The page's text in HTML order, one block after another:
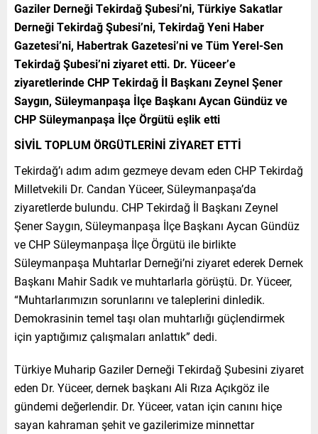
Gaziler Derneği Tekirdağ Şubesi’ni, Türkiye Sakatlar
Derneği Tekirdağ Şubesi’ni, Tekirdağ Yeni Haber
Gazetesi’ni, Habertrak Gazetesi’ni ve Tüm Yerel-Sen
Tekirdağ Şubesi’ni ziyaret etti. Dr. Yüceer’e
ziyaretlerinde CHP Tekirdağ İl Başkanı Zeynel Şener
Saygın, Süleymanpaşa İlçe Başkanı Aycan Gündüz ve
CHP Süleymanpaşa İlçe Örgütü eşlik etti
SİVİL TOPLUM ÖRGÜTLERİNİ ZİYARET ETTİ
Tekirdağ’ı adım adım gezmeye devam eden CHP Tekirdağ
Milletvekili Dr. Candan Yüceer, Süleymanpaşa’da
ziyaretlerde bulundu. CHP Tekirdağ İl Başkanı Zeynel
Şener Saygın, Süleymanpaşa İlçe Başkanı Aycan Gündüz
ve CHP Süleymanpaşa İlçe Örgütü ile birlikte
Süleymanpaşa Muhtarlar Derneği’ni ziyaret ederek Dernek
Başkanı Mahir Sadık ve muhtarlarla görüştü. Dr. Yüceer,
“Muhtarlarımızın sorunlarını ve taleplerini dinledik.
Demokrasinin temel taşı olan muhtarlığı güçlendirmek
için yaptığımız çalışmaları anlattık” dedi.
Türkiye Muharip Gaziler Derneği Tekirdağ Şubesini ziyaret
eden Dr. Yüceer, dernek başkanı Ali Rıza Açıkgöz ile
gündemi değerlendir. Dr. Yüceer, vatan için canını hiçe
sayan kahraman şehit ve gazilerimize minnettar